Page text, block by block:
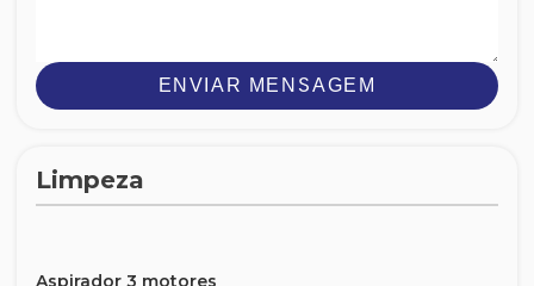
ENVIAR MENSAGEM
Limpeza
Aspirador 3 motores